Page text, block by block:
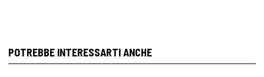
POTREBBE INTERESSARTI ANCHE